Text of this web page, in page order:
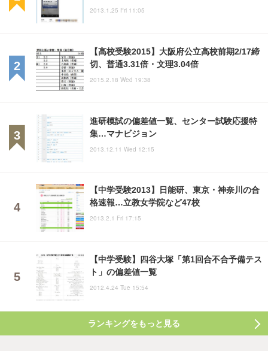
2013.1.25 Fri 11:05
【高校受験2015】大阪府公立高校前期2/17締
切、普通3.31倍・文理3.04倍
2015.2.18 Wed 19:38
進研模試の偏差値一覧、センター試験応援特
集…マナビジョン
2013.12.11 Wed 12:15
【中学受験2013】日能研、東京・神奈川の合
格速報…立教女学院など47校
2013.2.1 Fri 17:15
【中学受験】四谷大塚「第1回合不合予備テス
ト」の偏差値一覧
2012.4.24 Tue 15:54
ランキングをもっと見る